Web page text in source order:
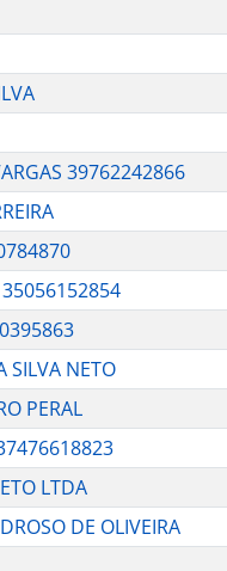
39762242866
35056152854
SILVA NETO
PERAL
LTDA
DE OLIVEIRA